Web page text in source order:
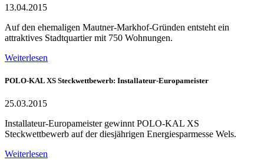
13.04.2015
Auf den ehemaligen Mautner-Markhof-Gründen entsteht ein
attraktives Stadtquartier mit 750 Wohnungen.
Weiterlesen
POLO-KAL XS Steckwettbewerb: Installateur-Europameister
25.03.2015
Installateur-Europameister gewinnt POLO-KAL XS
Steckwettbewerb auf der diesjährigen Energiesparmesse Wels.
Weiterlesen